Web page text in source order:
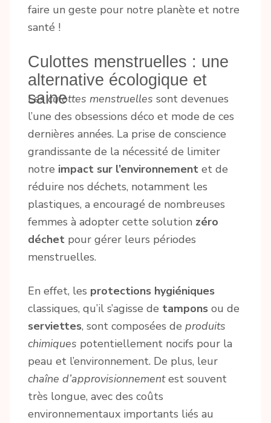
faire un geste pour notre planète et notre
santé !
Culottes menstruelles : une
alternative écologique et
saine
Lesculottes menstruelles sont devenues
l’une des obsessions déco et mode de ces
dernières années. La prise de conscience
grandissante de la nécessité de limiter
notre impact sur l’environnement et de
réduire nos déchets, notamment les
plastiques, a encouragé de nombreuses
femmes à adopter cette solution zéro
déchet pour gérer leurs périodes
menstruelles.
En effet, les protections hygiéniques
classiques, qu’il s’agisse de tampons ou de
serviettes, sont composées de produits
chimiques potentiellement nocifs pour la
peau et l’environnement. De plus, leur
chaîne d’approvisionnementest souvent
très longue, avec des coûts
environnementaux importants liés au